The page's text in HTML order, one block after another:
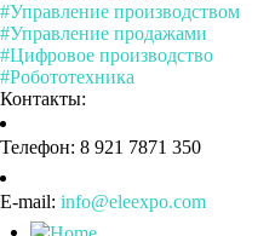
#Управление производством
#Управление продажами
#Цифровое производство
#Робототехника
Контакты:
Телефон: 8 921 7871 350
E-mail: info@eleexpo.com